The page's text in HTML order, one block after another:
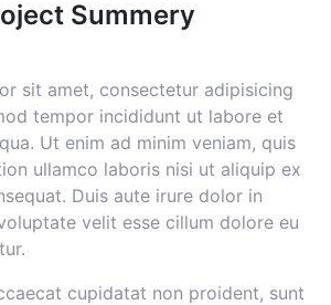
Summery
sit amet, consectetur adipisicing
tempor incididunt ut labore et
Ut enim ad minim veniam, quis
ullamco laboris nisi ut aliquip ex
Duis aute irure dolor in
velit esse cillum dolore eu
cupidatat non proident, sunt